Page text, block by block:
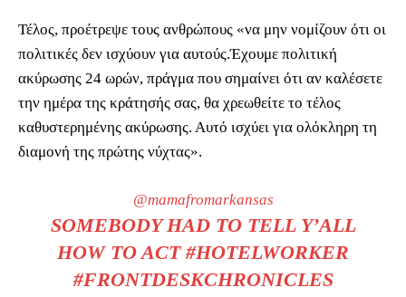
Τέλος, προέτρεψε τους ανθρώπους «να μην νομίζουν ότι οι
πολιτικές δεν ισχύουν για αυτούς.Έχουμε πολιτική
ακύρωσης 24 ωρών, πράγμα που σημαίνει ότι αν καλέσετε
την ημέρα της κράτησής σας, θα χρεωθείτε το τέλος
καθυστερημένης ακύρωσης. Αυτό ισχύει για ολόκληρη τη
διαμονή της πρώτης νύχτας».
@mamafromarkansas
SOMEBODY HAD TO TELL Y’ALL
HOW TO ACT #HOTELWORKER
#FRONTDESKCHRONICLES